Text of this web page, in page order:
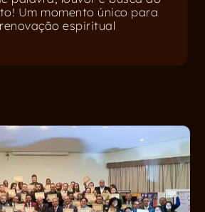
Um momento único para
espiritual